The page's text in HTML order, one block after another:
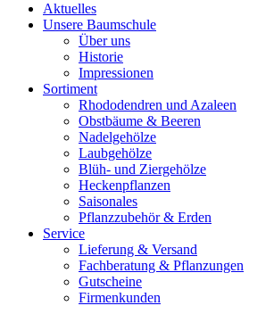
Aktuelles
Unsere Baumschule
Über uns
Historie
Impressionen
Sortiment
Rhododendren und Azaleen
Obstbäume & Beeren
Nadelgehölze
Laubgehölze
Blüh- und Ziergehölze
Heckenpflanzen
Saisonales
Pflanzzubehör & Erden
Service
Lieferung & Versand
Fachberatung & Pflanzungen
Gutscheine
Firmenkunden